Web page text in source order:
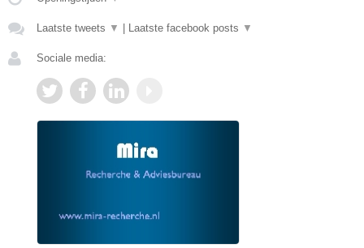
Laatste tweets ▼ Laatste facebook posts ▼
Sociale media: